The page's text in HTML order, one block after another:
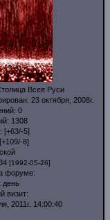
Всея Руси
: 23 октября, 2008г.
0
1308
[+63/-5]
[+109/-8]
[1992-05-26]
форуме:
день
визит:
2011г. 14:00:40